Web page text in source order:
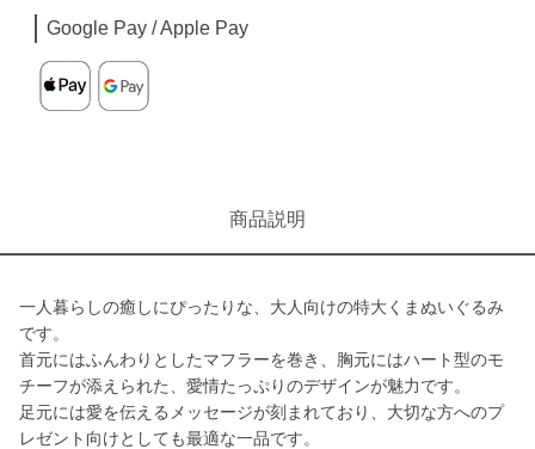
Google Pay / Apple Pay
商品説明
一人暮らしの癒しにぴったりな、大人向けの特大くまぬいぐるみ
です。
首元にはふんわりとしたマフラーを巻き、胸元にはハート型のモ
チーフが添えられた、愛情たっぷりのデザインが魅力です。
足元には愛を伝えるメッセージが刻まれており、大切な方へのプ
レゼント向けとしても最適な一品です。